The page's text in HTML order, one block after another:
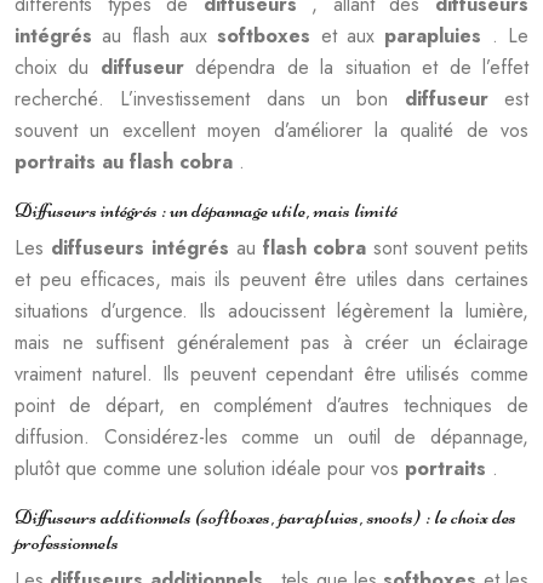
intégrésau flash auxsoftboxes et aux parapluies . Le
choix du diffuseurdépendra de la situation et de l’effet
recherché. L’investissement dans un bon diffuseurest
souvent un excellent moyen d’améliorer la qualité de vos
portraits au flash cobra .
Diffuseurs intégrés : un dépannage utile, mais limité
Les diffuseurs intégrés au flash cobrasont souvent petits
et peu efficaces, mais ils peuvent être utiles dans certaines
situations d’urgence. Ils adoucissent légèrement la lumière,
mais ne suffisent généralement pas à créer un éclairage
vraiment naturel. Ils peuvent cependant être utilisés comme
point de départ, en complément d’autres techniques de
diffusion. Considérez-les comme un outil de dépannage,
plutôt que comme une solution idéale pour vos portraits .
Diffuseurs additionnels (softboxes, parapluies, snoots) : le choix des
professionnels